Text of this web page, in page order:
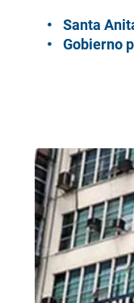
Santa
Gobierno